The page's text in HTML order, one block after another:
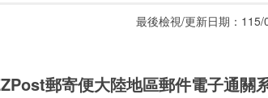
最後檢視/更新日期：115/
郵寄便大陸地區郵件電子通關